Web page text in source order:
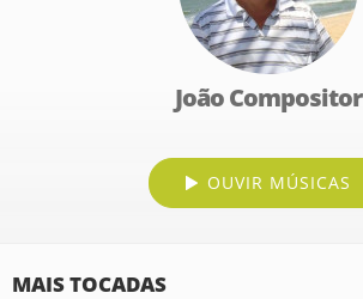
João Compositor
OUVIR MÚSICAS
MAIS TOCADAS